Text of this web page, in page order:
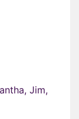
Jim,